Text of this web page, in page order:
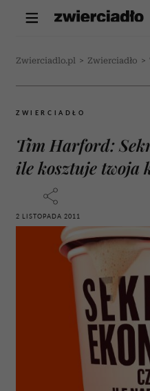
Zwierciadlo.pl > Zwierciadło >
ZWIERCIADŁO
Tim Harford:
ile kosztuje twoja
2 LISTOPADA 2011